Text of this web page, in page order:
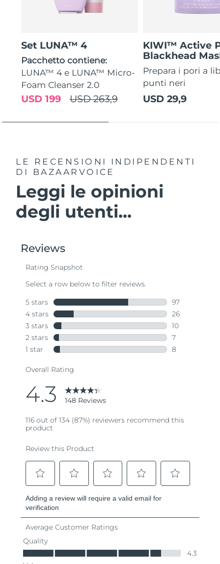
Set LUNA™ 4
Pacchetto contiene:
LUNA™ 4 e LUNA™ Micro-
Foam Cleanser 2.0
USD 263,9
USD 199
KIWI™ Active
Blackhead
Prepara i pori a
punti neri
USD 29,9
LE RECENSIONI INDIPENDENTI
DI BAZAARVOICE
Leggi le opinioni
degli utenti...